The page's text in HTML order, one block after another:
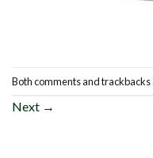
Both comments and
Next →